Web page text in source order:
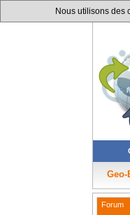
Nous utilisons des
Forum